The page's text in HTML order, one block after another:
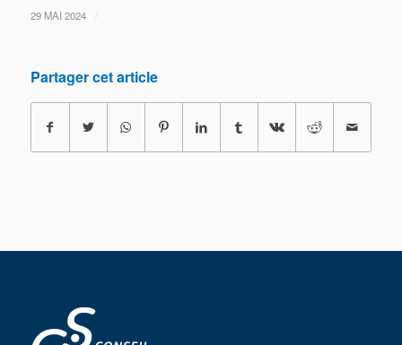
29 MAI 2024 /
Partager cet article